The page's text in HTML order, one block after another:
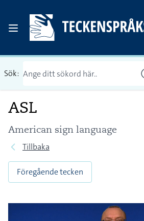
Sök:
ASL
American sign language
Tillbaka
Föregående tecken